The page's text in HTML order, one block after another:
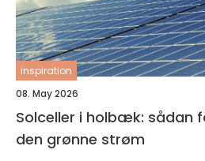
inspiration
08. May 2026
Solceller i holbæk: sådan
den grønne strøm